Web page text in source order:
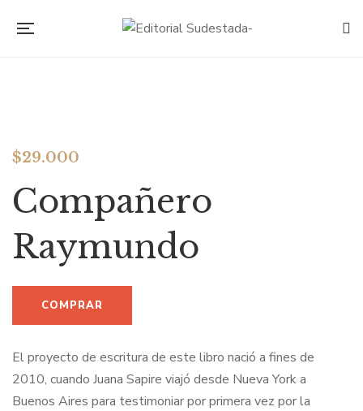
$29.000
Compañero
Raymundo
El proyecto de escritura de este libro nació a fines de
2010, cuando Juana Sapire viajó desde Nueva York a
Buenos Aires para testimoniar por primera vez por la